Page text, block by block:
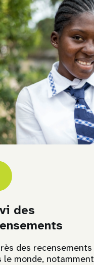
des
des recensements
le monde, notamment